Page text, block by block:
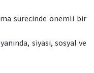
sürecinde önemli bir
siyasi, sosyal ve